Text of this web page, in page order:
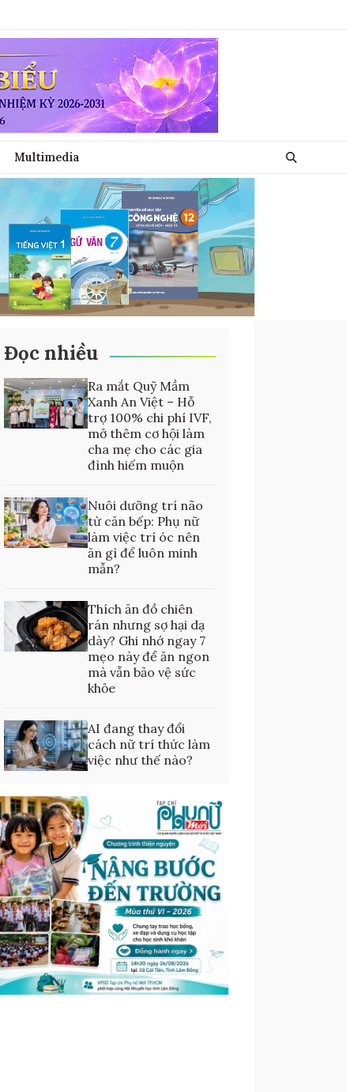
Multimedia
Đọc nhiều
Ra mắt Quỹ Mầm
Xanh An Việt – Hỗ
trợ 100% chi phí IVF,
mở thêm cơ hội làm
cha mẹ cho các gia
đình hiếm muộn
Nuôi dưỡng trí não
từ căn bếp: Phụ nữ
làm việc trí óc nên
ăn gì để luôn minh
mẫn?
Thích ăn đồ chiên
rán nhưng sợ hại dạ
dày? Ghi nhớ ngay 7
mẹo này để ăn ngon
mà vẫn bảo vệ sức
khỏe
AI đang thay đổi
cách nữ trí thức làm
việc như thế nào?